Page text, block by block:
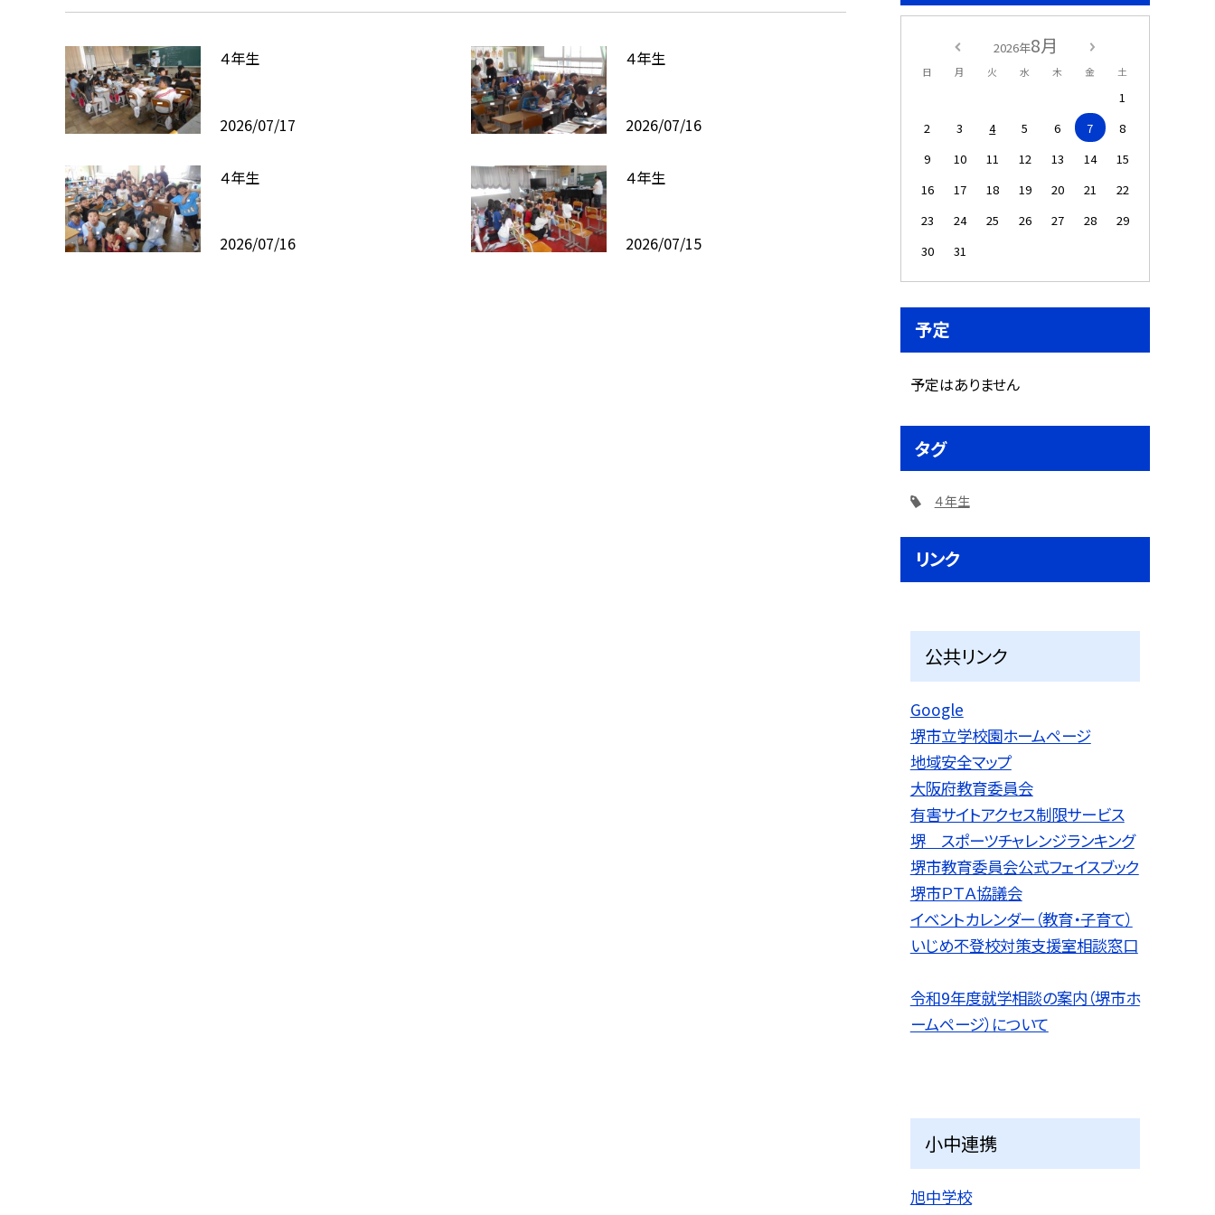
４年生
2026/07/17
４年生
2026/07/16
４年生
2026/07/16
４年生
2026/07/15
2026年8月
日 月 火 水 木 金 土
1
2
3 4 5 6 7
8
9
10 11 12 13 14
15
16
17 18 19 20 21
22
23
24 25 26 27 28
29
30
31
予定
予定はありません
タグ
４年生
リンク
公共リンク
Google
堺市立学校園ホームページ
地域安全マップ
大阪府教育委員会
有害サイトアクセス制限サービス
堺 スポーツチャレンジランキング
堺市教育委員会公式フェイスブック
堺市ＰＴＡ協議会
イベントカレンダー（教育・子育て）
いじめ不登校対策支援室相談窓口
令和9年度就学相談の案内（堺市ホ
ームページ）について
小中連携
旭中学校